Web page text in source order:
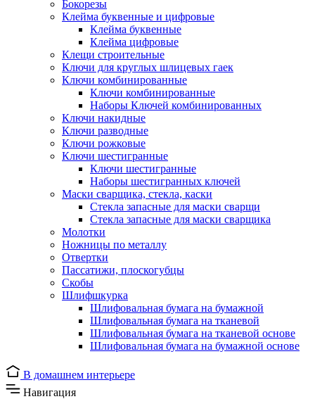
Бокорезы
Клейма буквенные и цифровые
Клейма буквенные
Клейма цифровые
Клещи строительные
Ключи для круглых шлицевых гаек
Ключи комбинированные
Ключи комбинированные
Наборы Ключей комбинированных
Ключи накидные
Ключи разводные
Ключи рожковые
Ключи шестигранные
Ключи шестигранные
Наборы шестигранных ключей
Маски сварщика, стекла, каски
Стекла запасные для маски сварщи
Стекла запасные для маски сварщика
Молотки
Ножницы по металлу
Отвертки
Пассатижи, плоскогубцы
Скобы
Шлифшкурка
Шлифовальная бумага на бумажной
Шлифовальная бумага на тканевой
Шлифовальная бумага на тканевой основе
Шлифовальная бумага на бумажной основе
В домашнем интерьере
Навигация